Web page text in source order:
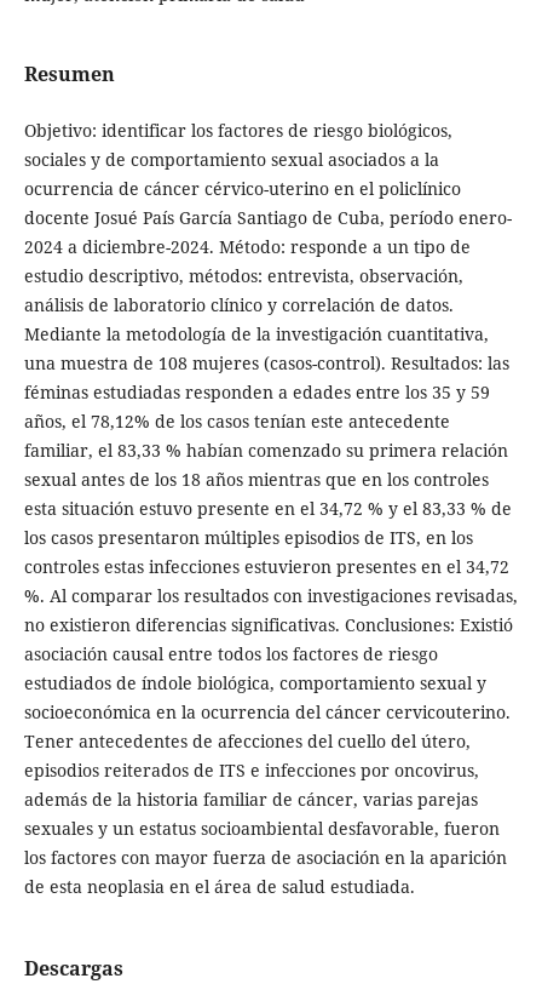
Resumen
Objetivo: identificar los factores de riesgo biológicos,
sociales y de comportamiento sexual asociados a la
ocurrencia de cáncer cérvico-uterino en el policlínico
docente Josué País García Santiago de Cuba, período enero-
2024 a diciembre-2024. Método: responde a un tipo de
estudio descriptivo, métodos: entrevista, observación,
análisis de laboratorio clínico y correlación de datos.
Mediante la metodología de la investigación cuantitativa,
una muestra de 108 mujeres (casos-control). Resultados: las
féminas estudiadas responden a edades entre los 35 y 59
años, el 78,12% de los casos tenían este antecedente
familiar, el 83,33 % habían comenzado su primera relación
sexual antes de los 18 años mientras que en los controles
esta situación estuvo presente en el 34,72 % y el 83,33 % de
los casos presentaron múltiples episodios de ITS, en los
controles estas infecciones estuvieron presentes en el 34,72
%. Al comparar los resultados con investigaciones revisadas,
no existieron diferencias significativas. Conclusiones: Existió
asociación causal entre todos los factores de riesgo
estudiados de índole biológica, comportamiento sexual y
socioeconómica en la ocurrencia del cáncer cervicouterino.
Tener antecedentes de afecciones del cuello del útero,
episodios reiterados de ITS e infecciones por oncovirus,
además de la historia familiar de cáncer, varias parejas
sexuales y un estatus socioambiental desfavorable, fueron
los factores con mayor fuerza de asociación en la aparición
de esta neoplasia en el área de salud estudiada.
Descargas